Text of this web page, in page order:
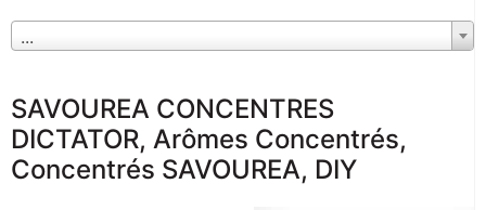
...
SAVOUREA CONCENTRES
DICTATOR, Arômes Concentrés,
Concentrés SAVOUREA, DIY